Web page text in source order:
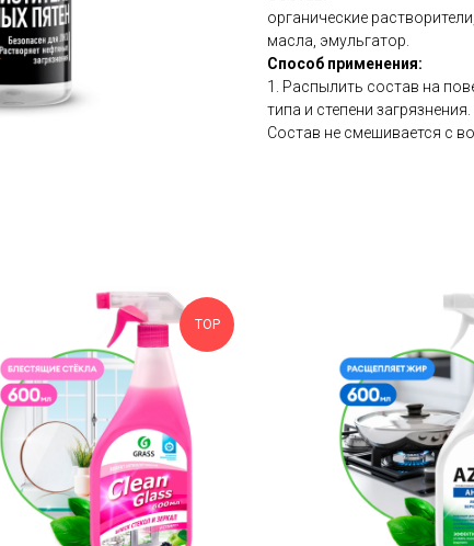
органические
масла, эмульгатор.
Способ применения:
1. Распылить состав на
типа и степени
Состав не смешивается с
TOP